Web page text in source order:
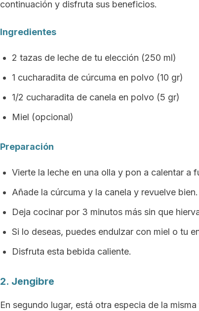
continuación y disfruta sus beneficios.
Ingredientes
2 tazas de leche de tu elección (250 ml)
1 cucharadita de cúrcuma en polvo (10 gr)
1/2 cucharadita de canela en polvo (5 gr)
Miel (opcional)
Preparación
Vierte la leche en una olla y pon a calentar a
Añade la cúrcuma y la canela y revuelve bien.
Deja cocinar por 3 minutos más sin que
Si lo deseas, puedes endulzar con miel o tu
Disfruta esta bebida caliente.
2. Jengibre
En segundo lugar, está otra especia de la